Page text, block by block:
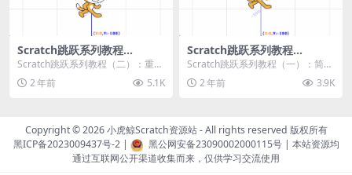
Scratch跳跃系列教程
（二）：重力跳跃
Scratch跳跃系列教程（二）：重力
跳跃 作者：小虎鲸Scratch资源站
按...2 年前 5.1K
Scratch跳跃系列教程
（一）：简单跳跃
Scratch跳跃系列教程（一）：简单
跳跃 作者：小虎鲸Scratch资源站
按...2 年前 3.9K
Copyright © 2026小虎鲸Scratch资源站- All rights reserved 版权所有
黑ICP备2023009437号-2| 黑公网安备23090002000115号| 本站资源均
通过互联网公开渠道收集而来，仅供学习交流使用